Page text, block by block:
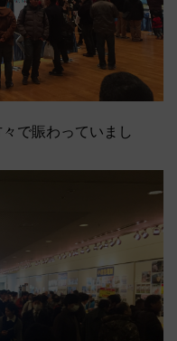
で賑わっていまし